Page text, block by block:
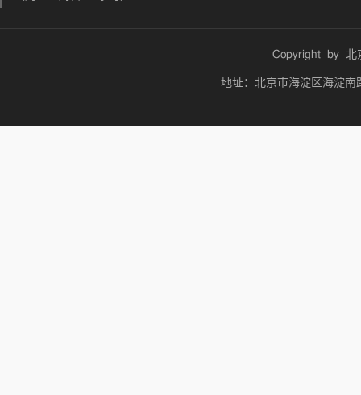
Copyright by 北
地址：北京市海淀区海淀